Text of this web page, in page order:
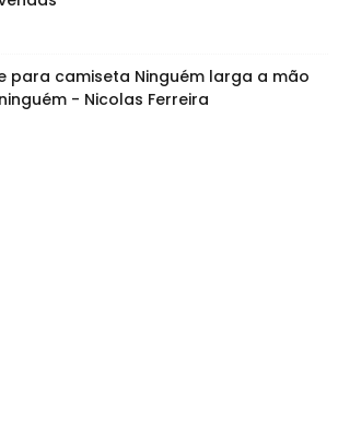
para camiseta Ninguém larga a mão
- Nicolas Ferreira